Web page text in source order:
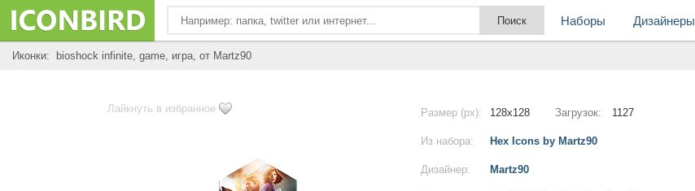
Наборы Дизайнеры
Иконки: bioshock infinite, game, игра, от Martz90
Лайкнуть в избранное Размер (px): 128x128 Загрузок: 1127
Из набора: Hex Icons by Martz90
Дизайнер: Martz90